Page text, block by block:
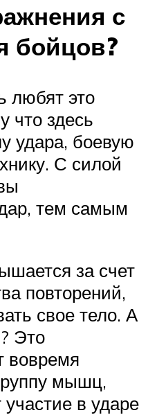
с
бойцов?
любят это
что здесь
удара, боевую
С силой
тем самым
за счет
повторений,
свое тело. А
Это
вовремя
мышц,
в ударе